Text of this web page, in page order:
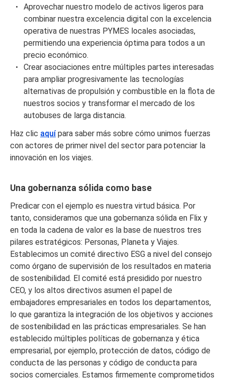
Aprovechar nuestro modelo de activos ligeros para
combinar nuestra excelencia digital con la excelencia
operativa de nuestras PYMES locales asociadas,
permitiendo una experiencia óptima para todos a un
precio económico.
Crear asociaciones entre múltiples partes interesadas
para ampliar progresivamente las tecnologías
alternativas de propulsión y combustible en la flota de
nuestros socios y transformar el mercado de los
autobuses de larga distancia.
Haz clic aquípara saber más sobre cómo unimos fuerzas
con actores de primer nivel del sector para potenciar la
innovación en los viajes.
Una gobernanza sólida como base
Predicar con el ejemplo es nuestra virtud básica. Por
tanto, consideramos que una gobernanza sólida en Flix y
en toda la cadena de valor es la base de nuestros tres
pilares estratégicos: Personas, Planeta y Viajes.
Establecimos un comité directivo ESG a nivel del consejo
como órgano de supervisión de los resultados en materia
de sostenibilidad. El comité está presidido por nuestro
CEO, y los altos directivos asumen el papel de
embajadores empresariales en todos los departamentos,
lo que garantiza la integración de los objetivos y acciones
de sostenibilidad en las prácticas empresariales. Se han
establecido múltiples políticas de gobernanza y ética
empresarial, por ejemplo, protección de datos, código de
conducta de las personas y código de conducta para
socios comerciales. Estamos firmemente comprometidos